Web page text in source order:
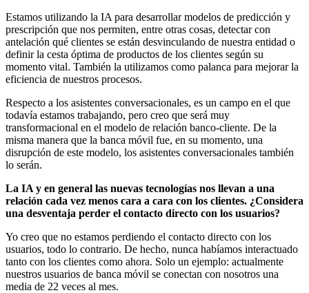
Estamos utilizando la IA para desarrollar modelos de predicción y
prescripción que nos permiten, entre otras cosas, detectar con
antelación qué clientes se están desvinculando de nuestra entidad o
definir la cesta óptima de productos de los clientes según su
momento vital. También la utilizamos como palanca para mejorar la
eficiencia de nuestros procesos.
Respecto a los asistentes conversacionales, es un campo en el que
todavía estamos trabajando, pero creo que será muy
transformacional en el modelo de relación banco-cliente. De la
misma manera que la banca móvil fue, en su momento, una
disrupción de este modelo, los asistentes conversacionales también
lo serán.
La IA y en general las nuevas tecnologías nos llevan a una
relación cada vez menos cara a cara con los clientes. ¿Considera
una desventaja perder el contacto directo con los usuarios?
Yo creo que no estamos perdiendo el contacto directo con los
usuarios, todo lo contrario. De hecho, nunca habíamos interactuado
tanto con los clientes como ahora. Solo un ejemplo: actualmente
nuestros usuarios de banca móvil se conectan con nosotros una
media de 22 veces al mes.